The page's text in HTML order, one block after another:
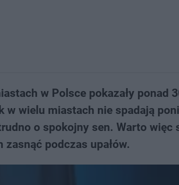
w Polsce pokazały ponad
w wielu miastach nie spadają
o spokojny sen. Warto więc
podczas upałów.